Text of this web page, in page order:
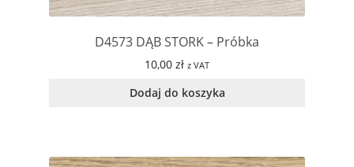
D4573 DĄB STORK – Próbka
10,00 zł z VAT
Dodaj do koszyka